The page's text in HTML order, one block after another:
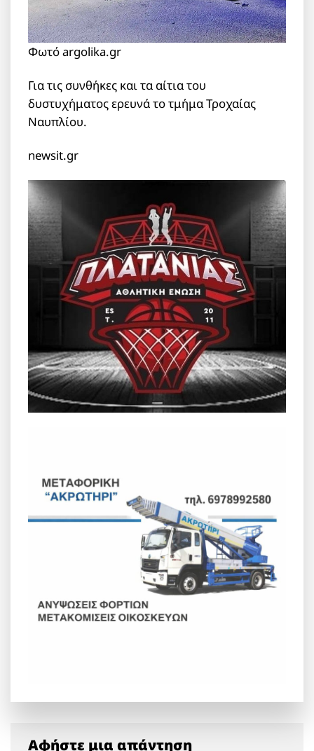
Φωτό argolika.gr
Για τις συνθήκες και τα αίτια του
δυστυχήματος ερευνά το τμήμα Τροχαίας
Ναυπλίου.
newsit.gr
Αφήστε μια απάντηση